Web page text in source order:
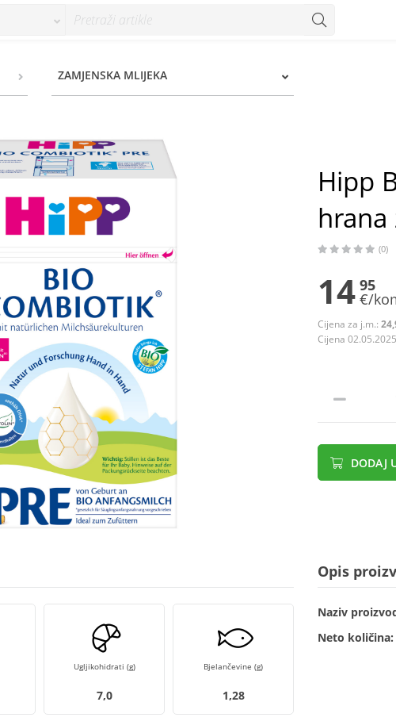
ZAMJENSKA MLIJEKA
Hipp
(0)
14 95
€/
Cijena za j.m.:
Cijena
DODAJ
Ugljikohidrati (g)
7,0
Bjelančevine (g)
1,28
Opis
Naziv
Neto količina: